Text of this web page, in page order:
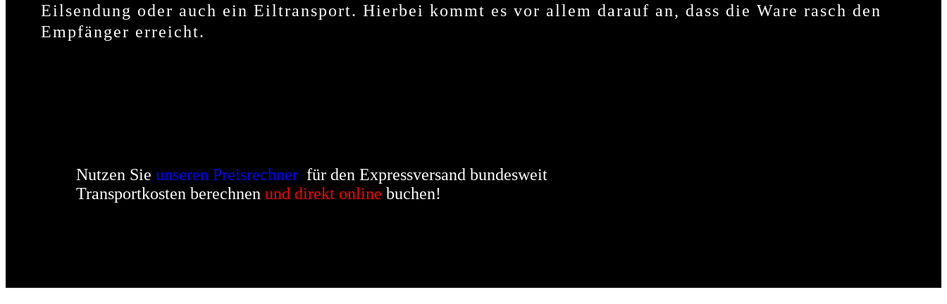
Eilsendung oder auch ein Eiltransport. Hierbei kommt es vor allem darauf an, dass die Ware rasch den
Empfänger erreicht.
Nutzen Sie unseren Preisrechner für den Expressversand bundesweit
Transportkosten berechnen und direkt online buchen!